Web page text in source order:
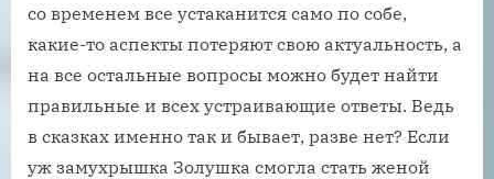
со временем все устаканится само по собе,
какие-то аспекты потеряют свою актуальность, а
на все остальные вопросы можно будет найти
правильные и всех устраивающие ответы. Ведь
в сказках именно так и бывает, разве нет? Если
уж замухрышка Золушка смогла стать женой